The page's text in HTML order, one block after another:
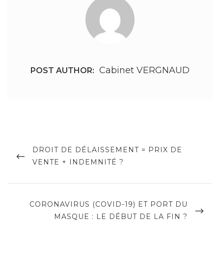
POST AUTHOR: Cabinet VERGNAUD
l’article
PREVIOUS
POST
DROIT DE DÉLAISSEMENT = PRIX DE
VENTE + INDEMNITÉ ?
NEXT
CORONAVIRUS (COVID-19) ET PORT DU
MASQUE : LE DÉBUT DE LA FIN ?